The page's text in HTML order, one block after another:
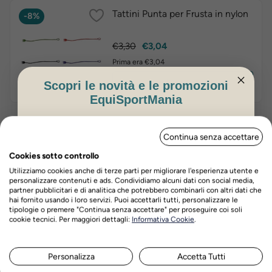
-8% Tattini Punta per Frusta in nylon
Prezzo
€3,30 Prezzo
€3,04
Prima era €3,04
Scegli tra le varianti
Tattini Frusta Da Carrozza
base
Prima era €21,62
Acquista ora
-8% Tattini Frusta Da Trotto
Continua senza accettare
Cookies sotto controllo
Utilizziamo cookies anche di terze parti per migliorare l'esperienza utente e
personalizzare contenuti e ads. Condividiamo alcuni dati con social media,
partner pubblicitari e di analitica che potrebbero combinarli con altri dati che
hai fornito usando i loro servizi. Puoi accettarli tutti, personalizzare le
tipologie o premere "Continua senza accettare" per proseguire coi soli
cookie tecnici. Per maggiori dettagli: Informativa Cookie.
Personalizza Accetta Tutti
Scopri le novità e le promozioni
EquiSportMania
ISCRIVITI PER OTTENERE IL 5%
DI SCONTO
Nome Cognome